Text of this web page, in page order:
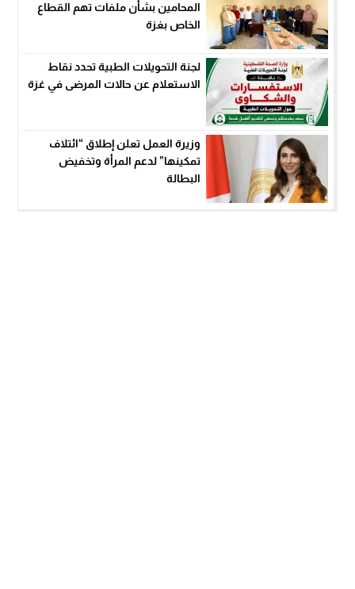
المحامين بشأن ملفات تهم القطاع
الخاص بغزة
لجنة التحويلات الطبية تحدد نقاط
الاستعلام عن حالات المرضى في غزة
وزيرة العمل تعلن إطلاق “ائتلاف
تمكينها” لدعم المرأة وتخفيض
البطالة